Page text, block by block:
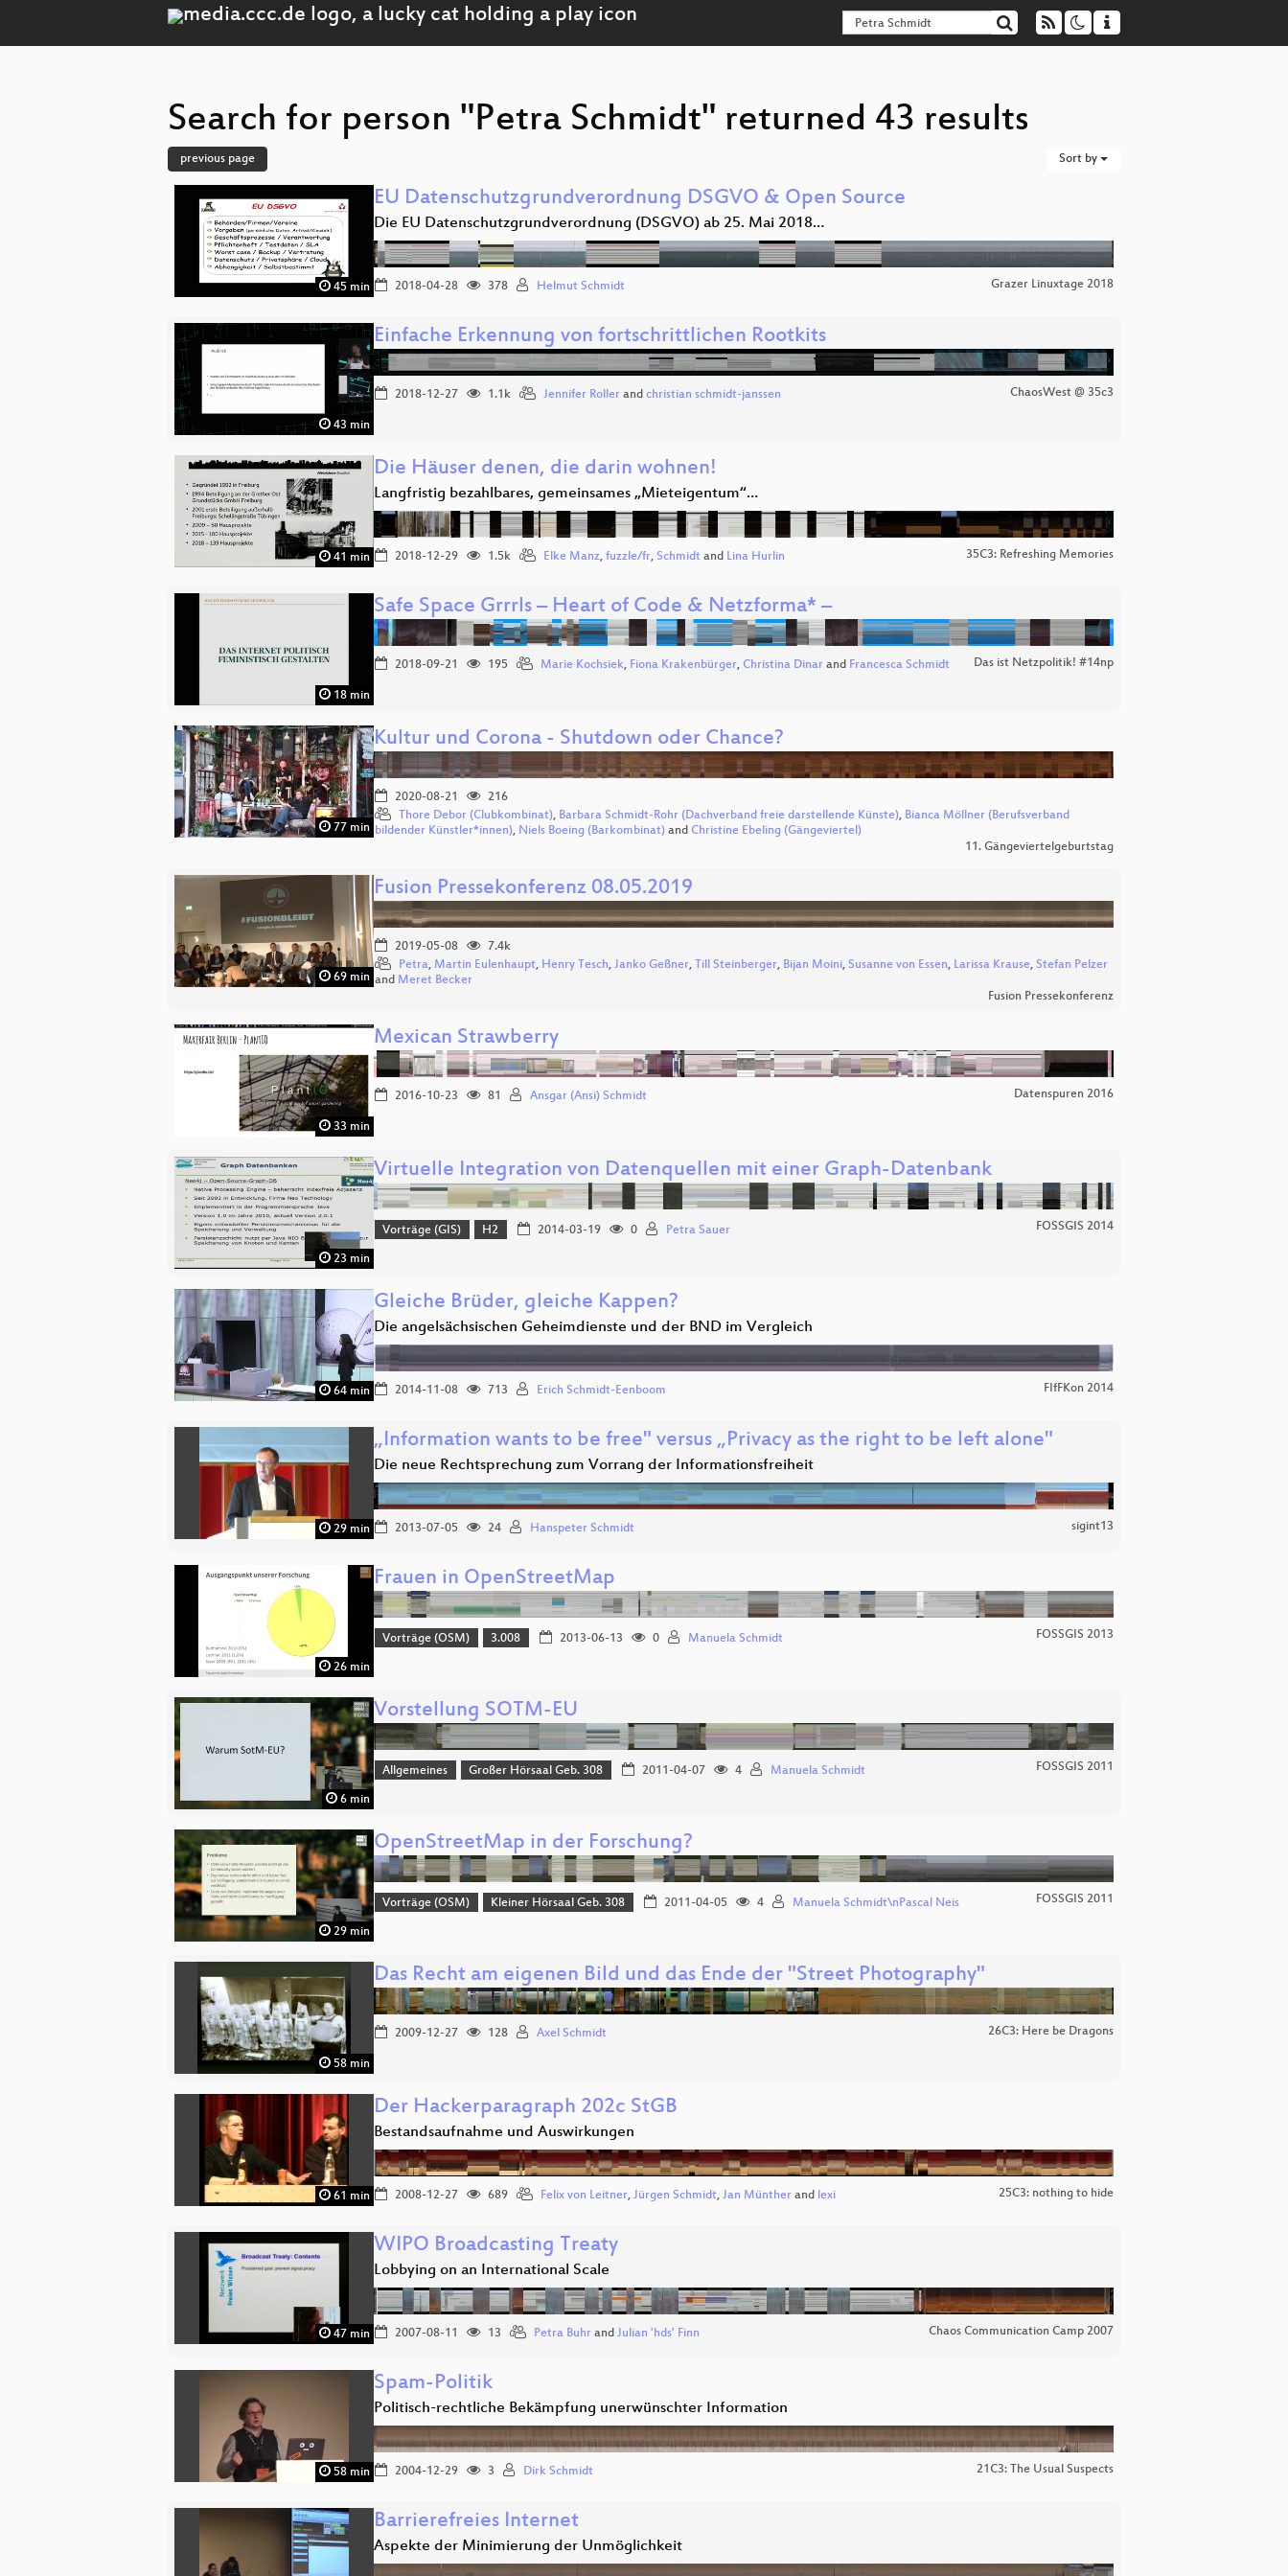
Search for person "Petra Schmidt" returned 43 results
previous page Sort by
45 min
EU Datenschutzgrundverordnung DSGVO & Open Source
Die EU Datenschutzgrundverordnung (DSGVO) ab 25. Mai 2018…
2018-04-28 378 Helmut Schmidt Grazer Linuxtage 2018
43 min
Einfache Erkennung von fortschrittlichen Rootkits
2018-12-27 1.1k Jennifer Roller and christian schmidt-janssen ChaosWest @ 35c3
41 min
Die Häuser denen, die darin wohnen!
Langfristig bezahlbares, gemeinsames „Mieteigentum“…
2018-12-29 1.5k Elke Manz, fuzzle/fr, Schmidt and Lina Hurlin 35C3: Refreshing Memories
18 min
Safe Space Grrrls – Heart of Code & Netzforma* –
2018-09-21 195 Marie Kochsiek, Fiona Krakenbürger, Christina Dinar and Francesca Schmidt Das ist Netzpolitik! #14np
77 min
Kultur und Corona - Shutdown oder Chance?
2020-08-21
216
Thore Debor (Clubkombinat), Barbara Schmidt-Rohr (Dachverband freie darstellende Künste), Bianca Möllner (Berufsverband
bildender Künstler*innen), Niels Boeing (Barkombinat) and Christine Ebeling (Gängeviertel)
11. Gängeviertelgeburtstag
69 min
Fusion Pressekonferenz 08.05.2019
2019-05-08
7.4k
Petra, Martin Eulenhaupt, Henry Tesch, Janko Geßner, Till Steinberger, Bijan Moini, Susanne von Essen, Larissa Krause, Stefan Pelzer
and Meret Becker
Fusion Pressekonferenz
33 min
Mexican Strawberry
2016-10-23 81 Ansgar (Ansi) Schmidt Datenspuren 2016
23 min
Virtuelle Integration von Datenquellen mit einer Graph-Datenbank
Vorträge (GIS) H2 2014-03-19 0 Petra Sauer FOSSGIS 2014
64 min
Gleiche Brüder, gleiche Kappen?
Die angelsächsischen Geheimdienste und der BND im Vergleich
2014-11-08 713 Erich Schmidt-Eenboom FIfFKon 2014
29 min
„Information wants to be free" versus „Privacy as the right to be left alone"
Die neue Rechtsprechung zum Vorrang der Informationsfreiheit
2013-07-05 24 Hanspeter Schmidt sigint13
26 min
Frauen in OpenStreetMap
Vorträge (OSM) 3.008 2013-06-13 0 Manuela Schmidt FOSSGIS 2013
6 min
Vorstellung SOTM-EU
Allgemeines Großer Hörsaal Geb. 308 2011-04-07 4 Manuela Schmidt FOSSGIS 2011
29 min
OpenStreetMap in der Forschung?
Vorträge (OSM) Kleiner Hörsaal Geb. 308 2011-04-05 4 Manuela Schmidt\nPascal Neis FOSSGIS 2011
58 min
Das Recht am eigenen Bild und das Ende der "Street Photography"
2009-12-27 128 Axel Schmidt 26C3: Here be Dragons
61 min
Der Hackerparagraph 202c StGB
Bestandsaufnahme und Auswirkungen
2008-12-27 689 Felix von Leitner, Jürgen Schmidt, Jan Münther and lexi 25C3: nothing to hide
47 min
WIPO Broadcasting Treaty
Lobbying on an International Scale
2007-08-11 13 Petra Buhr and Julian 'hds' Finn Chaos Communication Camp 2007
58 min
Spam-Politik
Politisch-rechtliche Bekämpfung unerwünschter Information
2004-12-29 3 Dirk Schmidt 21C3: The Usual Suspects
Barrierefreies Internet
Aspekte der Minimierung der Unmöglichkeit